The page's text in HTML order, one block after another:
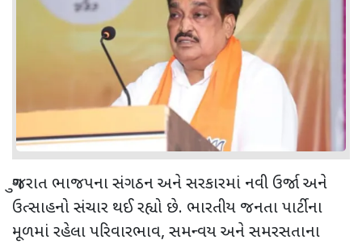
ગુજરાત ભાજપના સંગઠન અને સરકારમાં નવી ઉર્જા અને
ઉત્સાહનો સંચાર થઈ રહ્યો છે. ભારતીય જનતા પાર્ટીના
મૂળમાં રહેલા પરિવારભાવ, સમન્વય અને સમરસતાના